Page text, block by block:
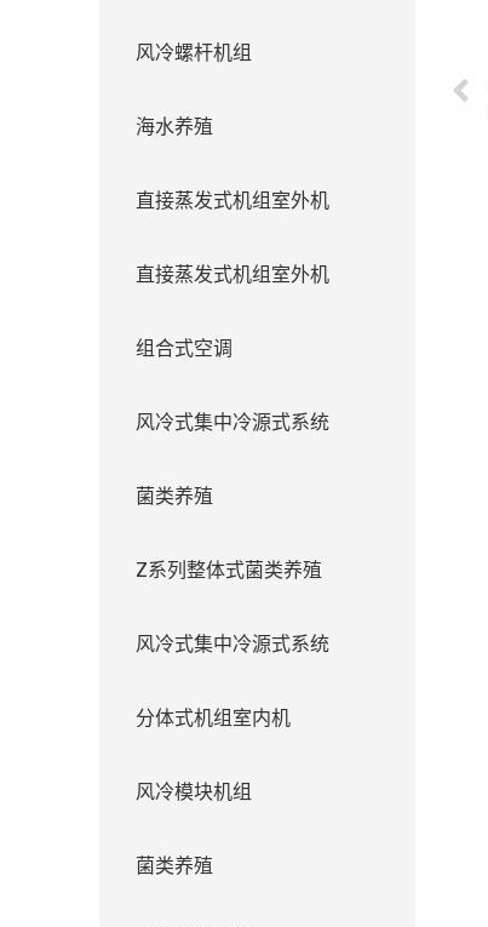
风冷螺杆机组
海水养殖
直接蒸发式机组室外机
直接蒸发式机组室外机
组合式空调
风冷式集中冷源式系统
菌类养殖
Z系列整体式菌类养殖
风冷式集中冷源式系统
分体式机组室内机
风冷模块机组
菌类养殖